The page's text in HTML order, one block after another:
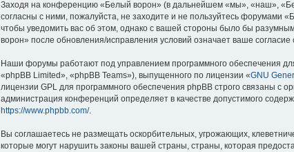
Заходя на конференцию «Белый ворон» (в дальнейшем «мы», «наш»,
согласны с ними, пожалуйста, не заходите и не пользуйтесь форумами
чтобы уведомить вас об этом, однако с вашей стороны было бы
ворон» после обновления/исправления условий означает ваше согласие
Наши форумы работают под управлением программного обеспечения
«phpBB Limited», «phpBB Teams»), выпущенного по лицензии «GNU
лицензии GPL для программного обеспечения phpBB строго связаны с
администрация конференций определяет в качестве допустимого
https://www.phpbb.com/.
Вы соглашаетесь не размещать оскорбительных, угрожающих,
которые могут нарушить законы вашей страны, страны, которая